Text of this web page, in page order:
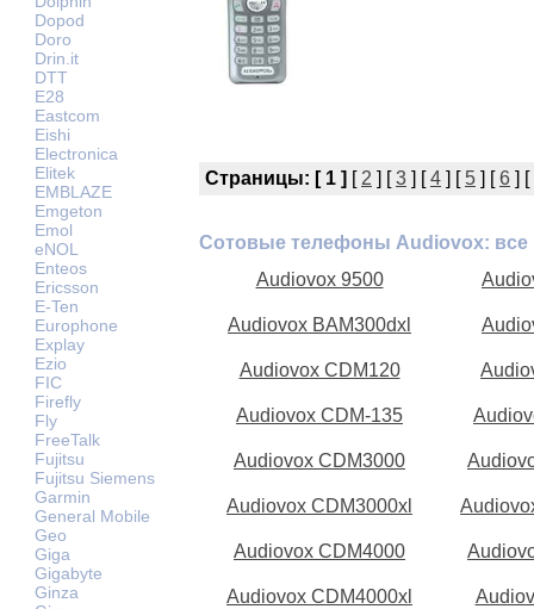
Dopod
Doro
Drin.it
DTT
E28
Eastcom
Eishi
Electronica
Elitek
EMBLAZE
Emgeton
Emol
eNOL
Enteos
Ericsson
E-Ten
Europhone
Explay
Ezio
FIC
Firefly
Fly
FreeTalk
Fujitsu
Fujitsu Siemens
Garmin
General Mobile
Geo
Giga
Gigabyte
Ginza
Страницы: [ 1 ] [ 2 ] [3 ] [4 ] [ 5 ] [6 ] [
Сотовые телефоны Audiovox: все
Audiovox 9500
Audiovox BAM300dxl
Audiovox CDM120
Audiovox CDM-135
Audiovox CDM3000
Audiovox CDM3000xl
Audiovox CDM4000
Audiovox CDM4000xl